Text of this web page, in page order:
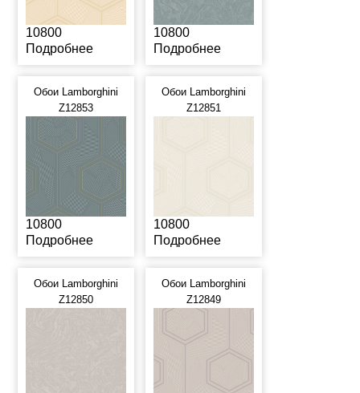
10800
Подробнее
10800
Подробнее
Обои Lamborghini
Z12853
10800
Подробнее
Обои Lamborghini
Z12851
10800
Подробнее
Обои Lamborghini
Z12850
Обои Lamborghini
Z12849